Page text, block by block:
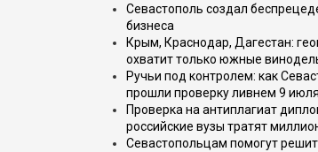
Севастополь создал
бизнеса
Крым, Краснодар, Дагестан:
охватит только южные
Ручьи под контролем: как
прошли проверку ливнем 9
Проверка на антиплагиат
российские вузы тратят
Севастопольцам помогут